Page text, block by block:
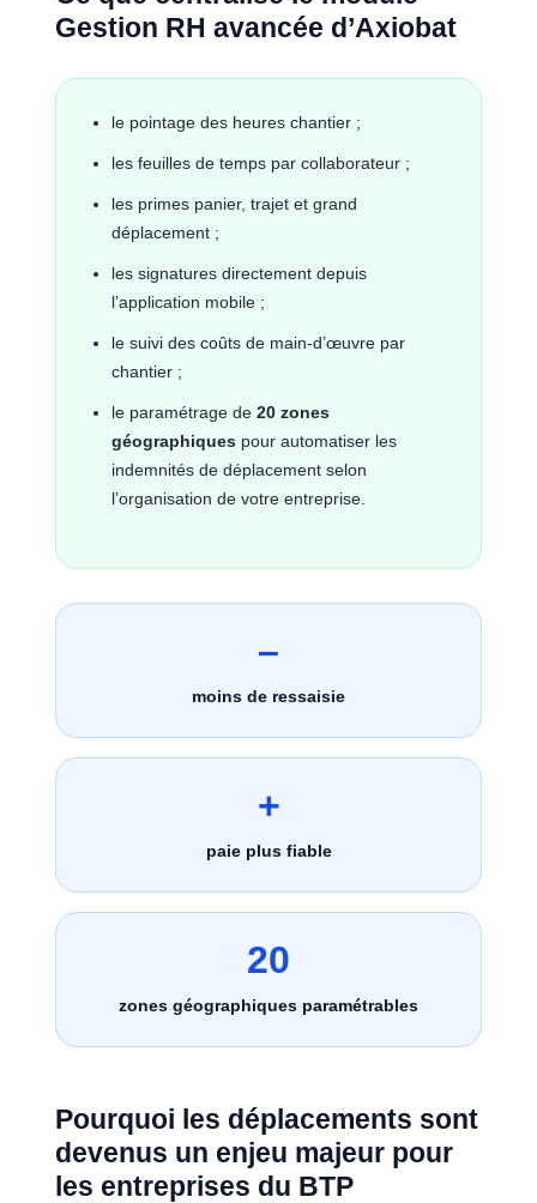
Gestion RH avancée d’Axiobat
le pointage des heures chantier ;
les feuilles de temps par collaborateur ;
les primes panier, trajet et grand
déplacement ;
les signatures directement depuis
l’application mobile ;
le suivi des coûts de main-d’œuvre par
chantier ;
le paramétrage de20 zones
géographiques pour automatiser les
indemnités de déplacement selon
l’organisation de votre entreprise.
–
moins de ressaisie
+
paie plus fiable
20
zones géographiques paramétrables
Pourquoi les déplacements sont
devenus un enjeu majeur pour
les entreprises du BTP